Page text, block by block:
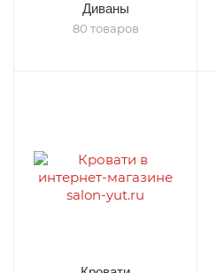
Диваны
80 товаров